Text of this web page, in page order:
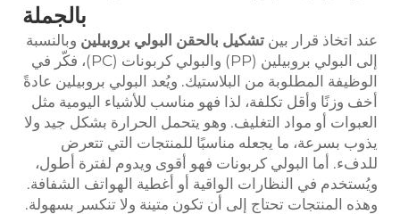
بالجملة
عند اتخاذ قرار بينتشكيل بالحقن البولي بروبيلينوبالنسبة
إلى البولي بروبيلين (PP) والبولي كربونات (PC)، فكّر في
الوظيفة المطلوبة من البلاستيك. ويُعد البولي بروبيلين عادةً
أخف وزنًا وأقل تكلفة، لذا فهو مناسب للأشياء اليومية مثل
العبوات أو مواد التغليف. وهو يتحمل الحرارة بشكل جيد ولا
يذوب بسرعة، ما يجعله مناسبًا للمنتجات التي تتعرض
للدفء. أما البولي كربونات فهو أقوى ويدوم لفترة أطول،
ويُستخدم في النظارات الواقية أو أغطية الهواتف الشفافة.
وهذه المنتجات تحتاج إلى أن تكون متينة ولا تنكسر بسهولة.